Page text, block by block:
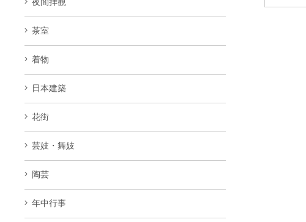
夜間拝観
茶室
着物
日本建築
花街
芸妓・舞妓
陶芸
年中行事